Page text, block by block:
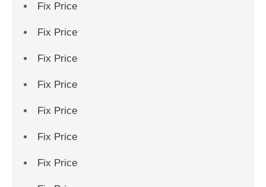
Fix Price
Fix Price
Fix Price
Fix Price
Fix Price
Fix Price
Fix Price